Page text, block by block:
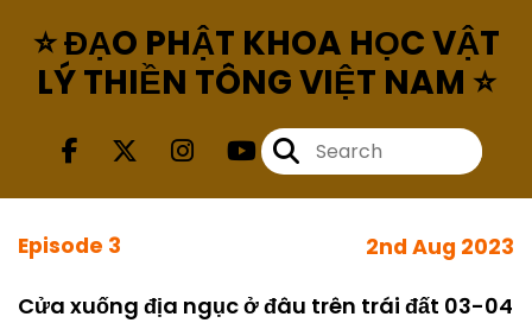
⭐ ĐẠO PHẬT KHOA HỌC VẬT
LÝ THIỀN TÔNG VIỆT NAM ⭐
Episode 3 2nd Aug 2023
Cửa xuống địa ngục ở đâu trên trái đất 03-04